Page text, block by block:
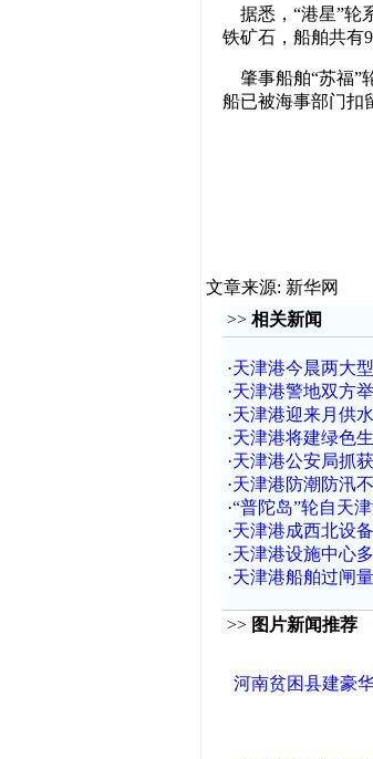
据悉，“港星”轮
铁矿石，船舶共有
肇事船舶“苏福”
船已被海事部门扣
文章来源: 新华网
>> 相关新闻
·天津港今晨两大
·天津港警地双方
·天津港迎来月供
·天津港将建绿色
·天津港公安局抓
·天津港防潮防汛
·“普陀岛”轮自天
·天津港成西北设
·天津港设施中心
·天津港船舶过闸
>> 图片新闻推荐
河南贫困县建豪